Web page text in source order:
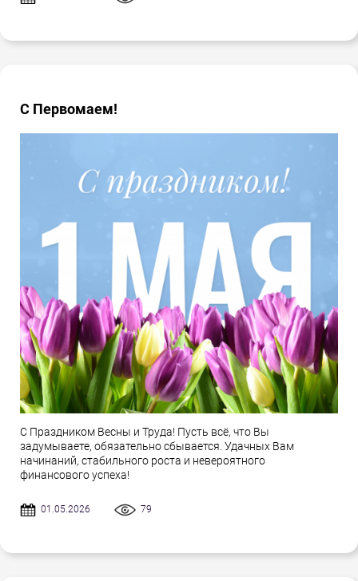
С Первомаем!
С Праздником Весны и Труда! Пусть всё, что Вы
задумываете, обязательно сбывается. Удачных Вам
начинаний, стабильного роста и невероятного
финансового успеха!
01.05.2026 79